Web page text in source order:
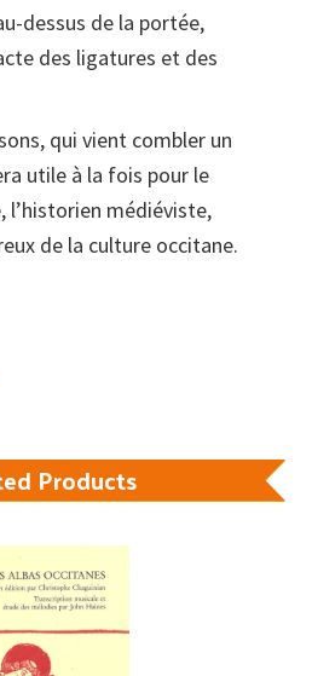
dessus de la portée,
des ligatures et des
qui vient combler un
utile à la fois pour le
l’historien médiéviste,
de la culture occitane.
Products